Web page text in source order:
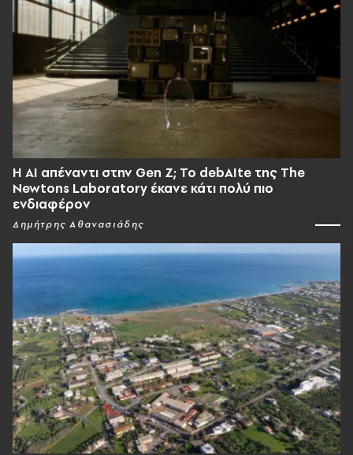
Η AI απέναντι στην Gen Z; Το debAIte της The
Newtons Laboratory έκανε κάτι πολύ πιο
ενδιαφέρον
Δημήτρης Αθανασιάδης